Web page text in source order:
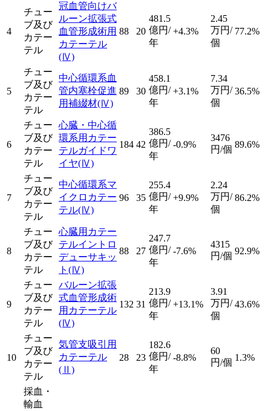
4
チュー
ブ及び
カテー
テル
冠血管向けバ
ルーン拡張式
血管形成術用
カテーテル
(Ⅳ)
88 20
481.5
億円/
年
+4.3%
2.45
万円/
個
77.2%
5
チュー
ブ及び
カテー
テル
中心循環系血
管内塞栓促進
用補綴材(Ⅳ)
89 30
458.1
億円/
年
+3.1%
7.34
万円/
個
36.5%
6
チュー
ブ及び
カテー
テル
心臓・中心循
環系用カテー
テルガイドワ
イヤ(Ⅳ)
184 42
386.5
億円/
年
-0.9%
3476
円/個 89.6%
7
チュー
ブ及び
カテー
テル
中心循環系マ
イクロカテー
テル(Ⅳ)
96 35
255.4
億円/
年
+9.9%
2.24
万円/
個
86.2%
8
チュー
ブ及び
カテー
テル
心臓用カテー
テルイントロ
デューサキッ
ト (Ⅳ)
88 27
247.7
億円/
年
-7.6%
4315
円/個 92.9%
9
チュー
ブ及び
カテー
テル
バルーン拡張
式血管形成術
用カテーテル
(Ⅳ)
132 31
213.9
億円/
年
+13.1%
3.91
万円/
個
43.6%
10
チュー
ブ及び
カテー
テル
気管支吸引用
カテーテル
(Ⅱ)
28 23
182.6
億円/
年
-8.8%
60
円/個 1.3%
採血・
輸血